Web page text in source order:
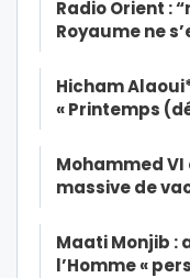
Radio Orient :
Royaume ne
Hicham
« Printemps
Mohammed
massive de
Maati Monjib :
l’Homme «